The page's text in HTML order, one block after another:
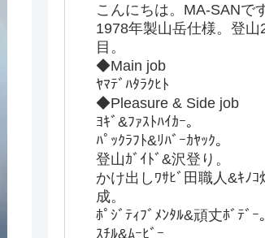
こんにちは。MA-SANで
1978年製山岳仕様。登山
目。
◆Main job
ﾔﾏﾃﾞﾊﾀﾗｸﾋﾄ
◆Pleasure & Side job
ﾖｷﾞ&ﾌｧｽﾄﾊｲｶｰ。
ﾊﾟｯｸﾗﾌﾄ&ﾘﾊﾞｰｶﾔｯｸ。
登山ｶﾞｲﾄﾞ&沢登り。
かけ出しﾜｻﾋﾞ田職人&ｷﾉｺ
成。
ﾎﾟｼﾞﾃｨﾌﾞﾒﾝﾀﾙ&頑丈ﾎﾞﾃﾞｰ。
ｽﾁﾙ&ﾑｰﾋﾞｰ